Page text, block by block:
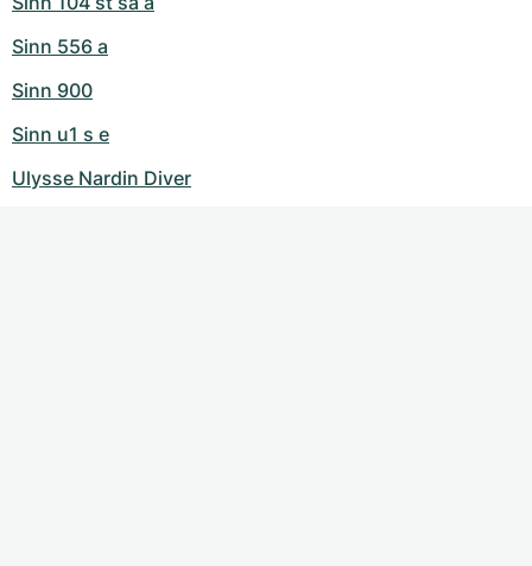
Sinn 556 a
Sinn 900
Sinn u1 s e
Ulysse Nardin Diver